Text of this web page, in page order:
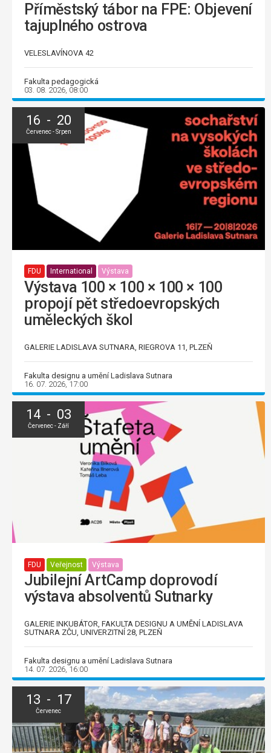
Příměstský tábor na FPE: Objevení
tajuplného ostrova
VELESLAVÍNOVA 42
Fakulta pedagogická
03. 08. 2026, 08:00
16 - 20
Červenec - Srpen
FDU International Výstava
Výstava 100 × 100 × 100 × 100
propojí pět středoevropských
uměleckých škol
GALERIE LADISLAVA SUTNARA, RIEGROVA 11, PLZEŇ
Fakulta designu a umění Ladislava Sutnara
16. 07. 2026, 17:00
14 - 03
Červenec - Září
FDU Veřejnost Výstava
Jubilejní ArtCamp doprovodí
výstava absolventů Sutnarky
GALERIE INKUBÁTOR, FAKULTA DESIGNU A UMĚNÍ LADISLAVA
SUTNARA ZČU, UNIVERZITNÍ 28, PLZEŇ
Fakulta designu a umění Ladislava Sutnara
14. 07. 2026, 16:00
13 - 17
Červenec